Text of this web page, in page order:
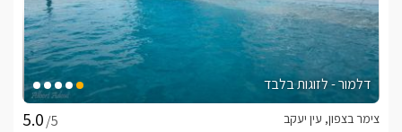
מתחמי הגן האישיים של הסוויטות וכן הכניסה למתחם עצמו, מלווים
בנוף של שדה ירוק ופתוח, המוביל את המבט אל הרי הגליל, ראש
הנקרה והים התיכון. כל הסוויטות פרטיות ואינטימיות לחלוטין .
בחורף
דלמור - לזוגות בלבד
/5
צימר בצפון, עין יעקב